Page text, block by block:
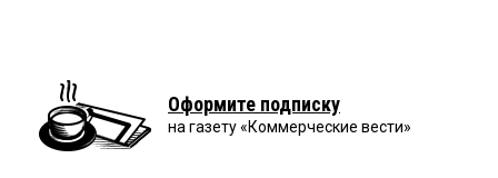
Оформите подписку
на газету «Коммерческие вести»